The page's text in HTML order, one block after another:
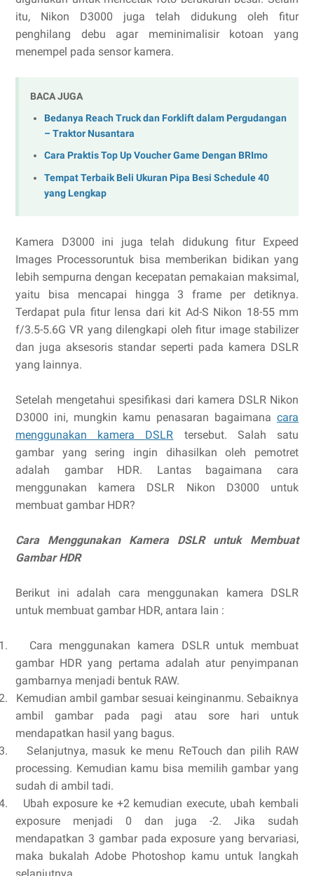
itu, Nikon D3000 juga telah didukung oleh fitur
penghilang debu agar meminimalisir kotoan yang
menempel pada sensor kamera.
BACA JUGA
Bedanya Reach Truck dan Forklift dalam Pergudangan
– Traktor Nusantara
Cara Praktis Top Up Voucher Game Dengan BRImo
Tempat Terbaik Beli Ukuran Pipa Besi Schedule 40
yang Lengkap
Kamera D3000 ini juga telah didukung fitur Expeed
Images Processoruntuk bisa memberikan bidikan yang
lebih sempurna dengan kecepatan pemakaian maksimal,
yaitu bisa mencapai hingga 3 frame per detiknya.
Terdapat pula fitur lensa dari kit Ad-S Nikon 18-55 mm
f/3.5-5.6G VR yang dilengkapi oleh fitur image stabilizer
dan juga aksesoris standar seperti pada kamera DSLR
yang lainnya.
Setelah mengetahui spesifikasi dari kamera DSLR Nikon
D3000 ini, mungkin kamu penasaran bagaimana cara
menggunakan kamera DSLR
tersebut. Salah satu
gambar yang sering ingin dihasilkan oleh pemotret
adalah gambar HDR. Lantas bagaimana cara
menggunakan kamera DSLR Nikon D3000 untuk
membuat gambar HDR?
Cara Menggunakan Kamera DSLR untuk Membuat
Gambar HDR
Berikut ini adalah cara menggunakan kamera DSLR
untuk membuat gambar HDR, antara lain :
Cara menggunakan kamera DSLR untuk membuat
gambar HDR yang pertama adalah atur penyimpanan
gambarnya menjadi bentuk RAW.
Kemudian ambil gambar sesuai keinginanmu. Sebaiknya
ambil gambar pada pagi atau sore hari untuk
mendapatkan hasil yang bagus.
Selanjutnya, masuk ke menu ReTouch dan pilih RAW
processing. Kemudian kamu bisa memilih gambar yang
sudah di ambil tadi.
Ubah exposure ke +2 kemudian execute, ubah kembali
exposure menjadi 0 dan juga -2. Jika sudah
mendapatkan 3 gambar pada exposure yang bervariasi,
maka bukalah Adobe Photoshop kamu untuk langkah
selanjutnya.